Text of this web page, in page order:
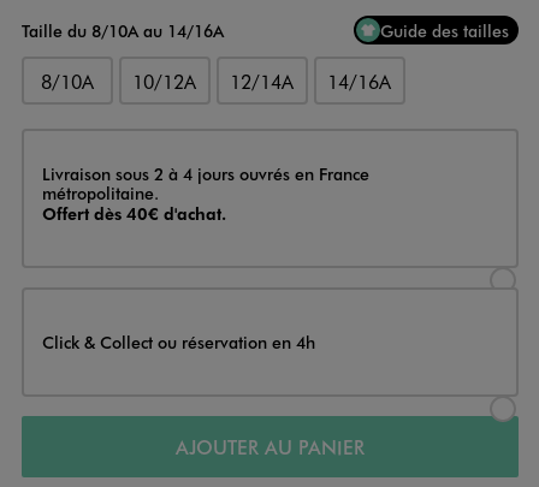
Taille du 8/10A au 14/16A Guide des tailles
8/10A 10/12A 12/14A 14/16A
Livraison
Livraison sous 2 à 4 jours ouvrés en France
métropolitaine.
Offert dès 40€ d'achat.
Click & Collect ou réservation en 4h
AJOUTER AU PANIER